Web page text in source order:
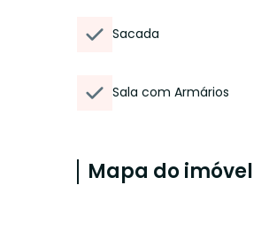
Sacada
Sala com Armários
Mapa do imóvel